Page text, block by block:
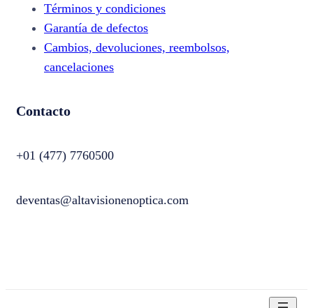
Términos y condiciones
Garantía de defectos
Cambios, devoluciones, reembolsos,
cancelaciones
Contacto
+01 (477) 7760500
deventas@altavisionenoptica.com